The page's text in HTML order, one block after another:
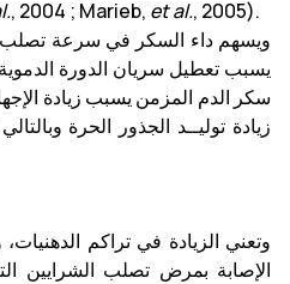
, 2004 ; Marieb, et al., 2005).
يسبب تعطيل سريان الدورة الدموية
سكر الدم المزمن يسبب زيادة
زيادة توليــد الجذور الحرة
وتعني الزيادة في تراكم
الإصابة بمرض تصلب الشرايين